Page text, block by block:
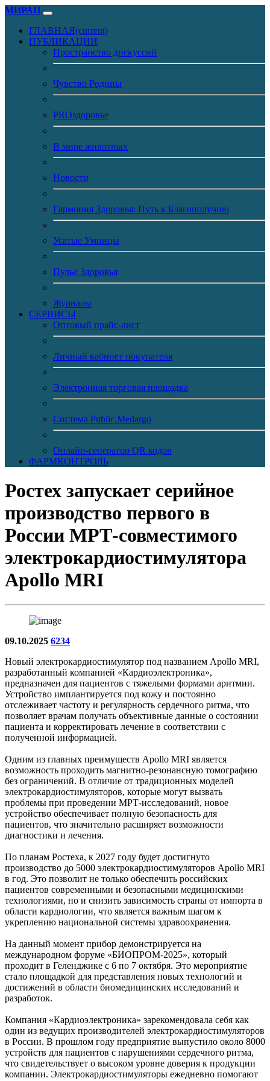
МИРАН
ГЛАВНАЯ(current)
ПУБЛИКАЦИИ
Пространство дискуссий
Чувство Родины
PROздоровье
В мире животных
Новости
Гармония Здоровья: Путь к Благополучию
Усатые Умницы
Пульс Здоровья
Журналы
CЕРВИСЫ
Оптовый прайс-лист
Личный кабинет покупателя
Электронная торговая площадка
Система Public.Medargo
Онлайн-генератор QR кодов
ФАРМКОНТРОЛЬ
Ростех запускает серийное
производство первого в
России МРТ-совместимого
электрокардиостимулятора
Apollo MRI
09.10.2025 6234
Новый электрокардиостимулятор под названием Apollo MRI,
разработанный компанией «Кардиоэлектроника»,
предназначен для пациентов с тяжелыми формами аритмии.
Устройство имплантируется под кожу и постоянно
отслеживает частоту и регулярность сердечного ритма, что
позволяет врачам получать объективные данные о состоянии
пациента и корректировать лечение в соответствии с
полученной информацией.
Одним из главных преимуществ Apollo MRI является
возможность проходить магнитно-резонансную томографию
без ограничений. В отличие от традиционных моделей
электрокардиостимуляторов, которые могут вызвать
проблемы при проведении МРТ-исследований, новое
устройство обеспечивает полную безопасность для
пациентов, что значительно расширяет возможности
диагностики и лечения.
По планам Ростеха, к 2027 году будет достигнуто
производство до 5000 электрокардиостимуляторов Apollo MRI
в год. Это позволит не только обеспечить российских
пациентов современными и безопасными медицинскими
технологиями, но и снизить зависимость страны от импорта в
области кардиологии, что является важным шагом к
укреплению национальной системы здравоохранения.
На данный момент прибор демонстрируется на
международном форуме «БИОПРОМ-2025», который
проходит в Геленджике с 6 по 7 октября. Это мероприятие
стало площадкой для представления новых технологий и
достижений в области биомедицинских исследований и
разработок.
Компания «Кардиоэлектроника» зарекомендовала себя как
один из ведущих производителей электрокардиостимуляторов
в России. В прошлом году предприятие выпустило около 8000
устройств для пациентов с нарушениями сердечного ритма,
что свидетельствует о высоком уровне доверия к продукции
компании. Электрокардиостимуляторы ежедневно помогают